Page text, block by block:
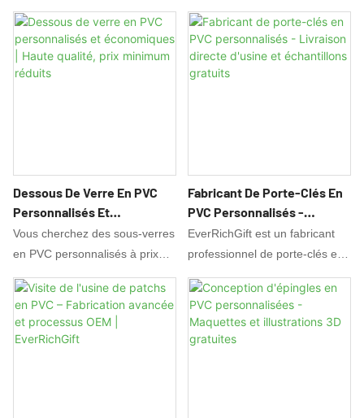
Dessous De Verre En PVC
Personnalisés Et
Économiques | Haute
Qualité, Prix Minimum
Vous cherchez des sous-verres
en PVC personnalisés à prix
des sous-verres en PVC de
haute qualité, imprimés en
couleur, à prix de gros. Parfaits
Fabricant De Porte-Clés En
PVC Personnalisés -
Livraison Directe D'usine Et
Échantillons Gratuits
EverRichGift est un fabricant
professionnel de porte-clés en
production sur mesure
complète, une conception et
des échantillons gratuits, ainsi